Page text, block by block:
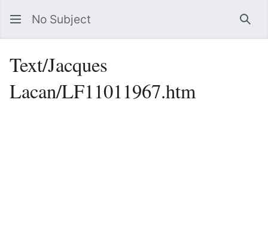
No Subject
Text/Jacques
Lacan/LF11011967.htm